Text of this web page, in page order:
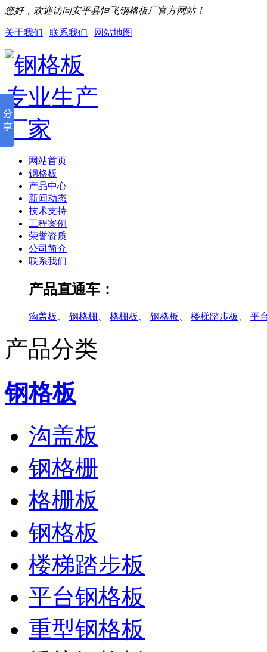
您好，欢迎访问安平县恒飞钢格板厂官方网站！
关于我们 | 联系我们 | 网站地图
网站首页
钢格板
产品中心
新闻动态
技术支持
工程案例
荣誉资质
公司简介
联系我们
产品直通车：
沟盖板 钢格栅 格栅板 钢格板 楼梯踏步板 平
产品分类
钢格板
沟盖板
钢格栅
格栅板
钢格板
楼梯踏步板
平台钢格板
重型钢格板